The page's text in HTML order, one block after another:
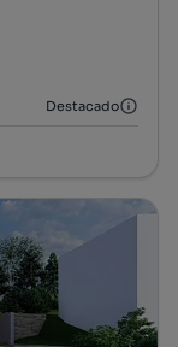
Destacado